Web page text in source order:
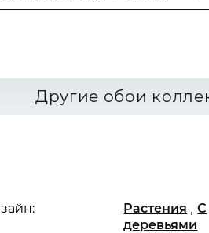
Другие обои
Растения ,С
деревьями